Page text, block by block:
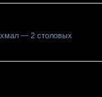
— 2 столовых